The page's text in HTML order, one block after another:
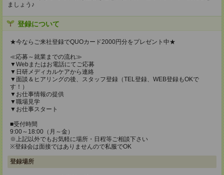
ましょう♪
登録について
★今ならご来社登録でQUOカード2000円分をプレゼント中★
≪応募～就業までの流れ≫
▼Webまたはお電話にてご応募
▼日研メディカルケアから連絡
▼面談＆ヒアリングの後、スタッフ登録（TEL登録、WEB登録もOKで
す！）
▼お仕事情報の提供
▼職場見学
▼お仕事スタート
■受付時間
9:00～18:00（月～金）
※上記以外でもお気軽に場所・日程等ご相談下さい
※登録会は面接ではありませんので私服でOK
登録場所